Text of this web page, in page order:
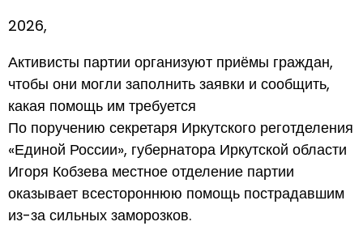
2026,
Активисты партии организуют приёмы граждан,
чтобы они могли заполнить заявки и сообщить,
какая помощь им требуется
По поручению секретаря Иркутского реготделения
«Единой России», губернатора Иркутской области
Игоря Кобзева местное отделение партии
оказывает всестороннюю помощь пострадавшим
из-за сильных заморозков.